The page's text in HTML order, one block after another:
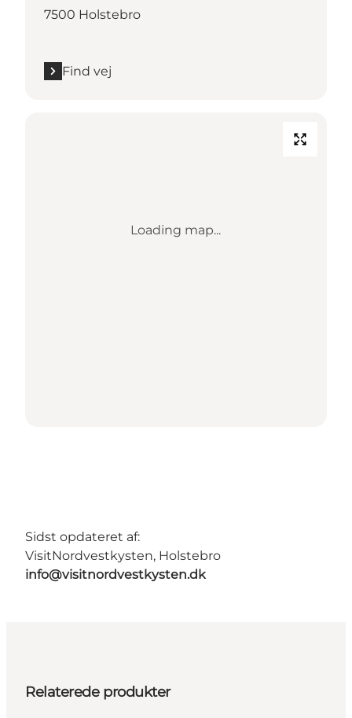
7500 Holstebro
Find vej
Loading map...
Sidst opdateret af:
VisitNordvestkysten, Holstebro
info@visitnordvestkysten.dk
Relaterede produkter